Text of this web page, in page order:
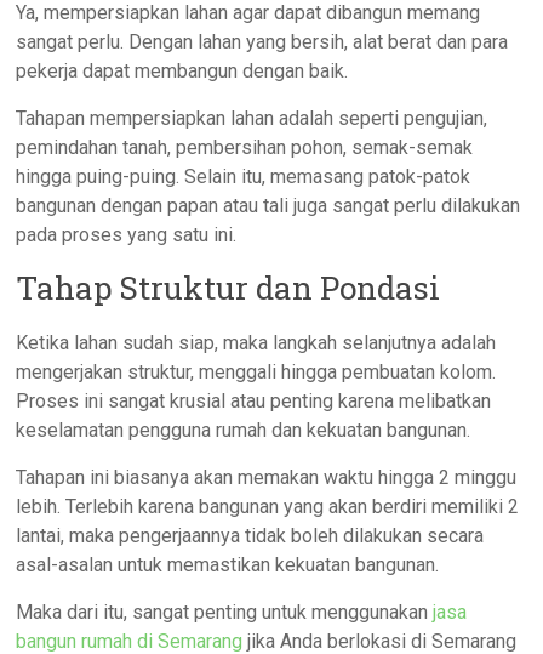
Ya, mempersiapkan lahan agar dapat dibangun memang
sangat perlu. Dengan lahan yang bersih, alat berat dan para
pekerja dapat membangun dengan baik.
Tahapan mempersiapkan lahan adalah seperti pengujian,
pemindahan tanah, pembersihan pohon, semak-semak
hingga puing-puing. Selain itu, memasang patok-patok
bangunan dengan papan atau tali juga sangat perlu dilakukan
pada proses yang satu ini.
Tahap Struktur dan Pondasi
Ketika lahan sudah siap, maka langkah selanjutnya adalah
mengerjakan struktur, menggali hingga pembuatan kolom.
Proses ini sangat krusial atau penting karena melibatkan
keselamatan pengguna rumah dan kekuatan bangunan.
Tahapan ini biasanya akan memakan waktu hingga 2 minggu
lebih. Terlebih karena bangunan yang akan berdiri memiliki 2
lantai, maka pengerjaannya tidak boleh dilakukan secara
asal-asalan untuk memastikan kekuatan bangunan.
Maka dari itu, sangat penting untuk menggunakanjasa
bangun rumah di Semarang jika Anda berlokasi di Semarang